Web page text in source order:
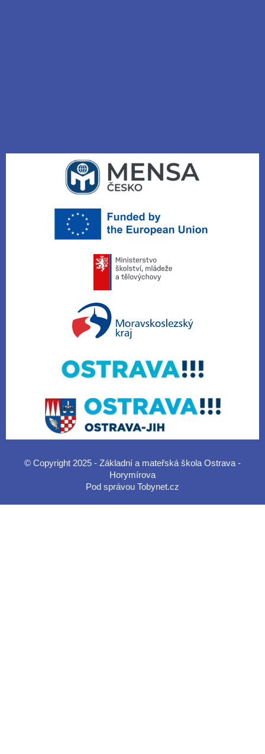
© Copyright 2025 - Základní a mateřská škola Ostrava -
Horymírova
Pod správou Tobynet.cz